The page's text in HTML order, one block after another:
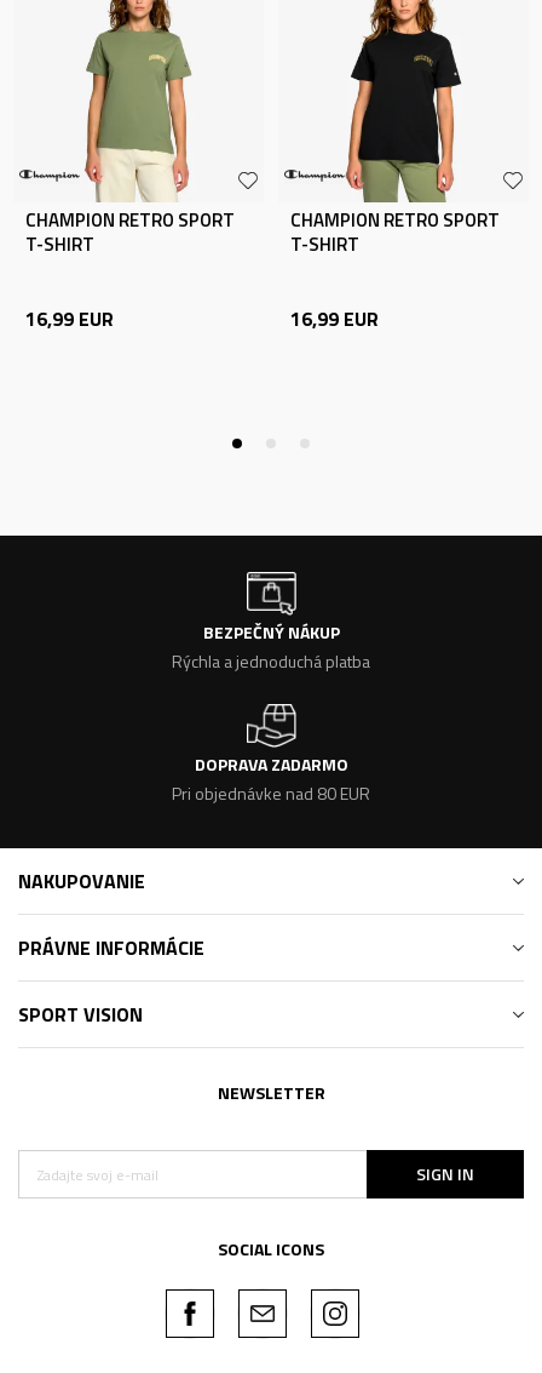
CHAMPION RETRO SPORT
T-SHIRT
16,99 EUR
CHAMPION RETRO SPORT
T-SHIRT
16,99 EUR
BEZPEČNÝ NÁKUP
Rýchla a jednoduchá platba
DOPRAVA ZADARMO
Pri objednávke nad 80 EUR
NAKUPOVANIE
PRÁVNE INFORMÁCIE
SPORT VISION
NEWSLETTER
SIGN IN
SOCIAL ICONS